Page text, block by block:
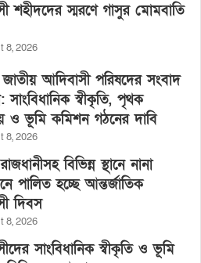
শহীদদের স্মরণে গাসুর মোমবাতি
8, 2026
আদিবাসী পরিষদের সংবাদ
সাংবিধানিক স্বীকৃতি, পৃথক
ও ভূমি কমিশন গঠনের দাবি
8, 2026
বিভিন্ন স্থানে নানা
পালিত হচ্ছে আন্তর্জাতিক
দিবস
8, 2026
সাংবিধানিক স্বীকৃতি ও ভূমি